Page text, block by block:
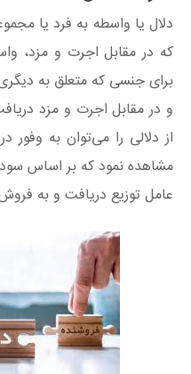
دلال یا واسطه به فرد یا
که در مقابل اجرت و مزد،
برای جنسی که متعلق به
و در مقابل اجرت و مزد
از دلالی را می‌توان به وفور
مشاهده نمود که بر اساس سود
عامل توزیع دریافت و به